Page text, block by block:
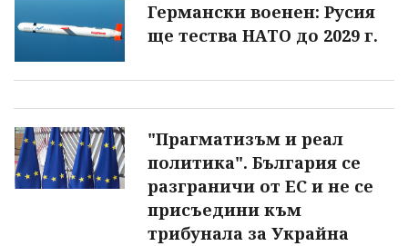
Германски военен: Русия
ще тества НАТО до 2029 г.
"Прагматизъм и реал
политика". България се
разграничи от ЕС и не се
присъедини към
трибунала за Украйна